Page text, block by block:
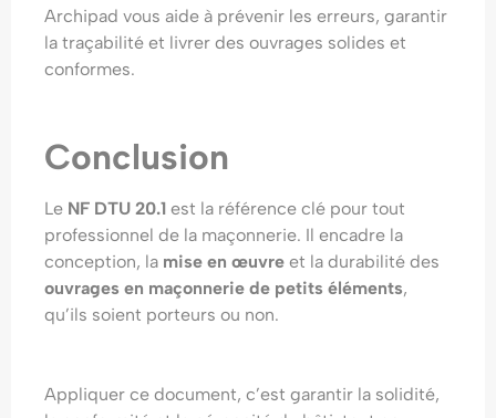
Archipad vous aide à prévenir les erreurs, garantir
la traçabilité et livrer des ouvrages solides et
conformes.
Conclusion
Le NF DTU 20.1 est la référence clé pour tout
professionnel de la maçonnerie. Il encadre la
conception, la mise en œuvre et la durabilité des
ouvrages en maçonnerie de petits éléments,
qu’ils soient porteurs ou non.
Appliquer ce document, c’est garantir la solidité,